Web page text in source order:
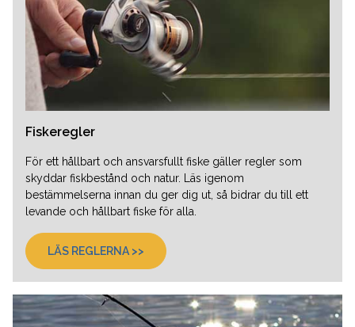
Fiskeregler
För ett hållbart och ansvarsfullt fiske gäller regler som
skyddar fiskbestånd och natur. Läs igenom
bestämmelserna innan du ger dig ut, så bidrar du till ett
levande och hållbart fiske för alla.
LÄS REGLERNA >>